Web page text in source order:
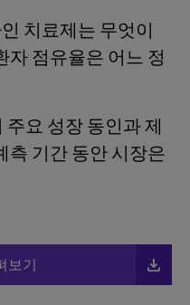
치료제는 무엇이
자 점유율은 어느 정
주요 성장 동인과 제
측 기간 동안 시장은
보기 file_download